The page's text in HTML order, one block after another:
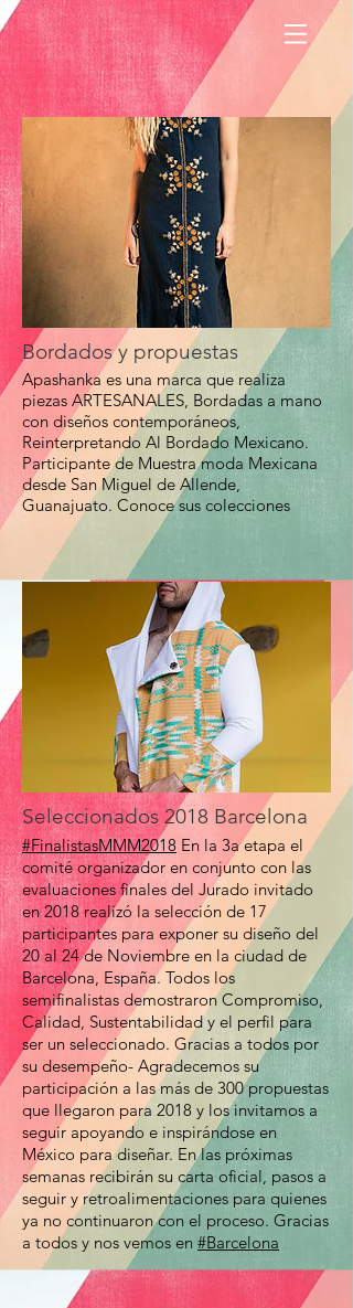
Bordados y propuestas
Apashanka es una marca que realiza
piezas ARTESANALES, Bordadas a mano
con diseños contemporáneos,
Reinterpretando Al Bordado Mexicano.
Participante de Muestra moda Mexicana
desde San Miguel de Allende,
Guanajuato. Conoce sus colecciones
Seleccionados 2018 Barcelona
#FinalistasMMM2018 En la 3a etapa el
comité organizador en conjunto con las
evaluaciones finales del Jurado invitado
en 2018 realizó la selección de 17
participantes para exponer su diseño del
20 al 24 de Noviembre en la ciudad de
Barcelona, España. Todos los
semifinalistas demostraron Compromiso,
Calidad, Sustentabilidad y el perfil para
ser un seleccionado. Gracias a todos por
su desempeño- Agradecemos su
participación a las más de 300 propuestas
que llegaron para 2018 y los invitamos a
seguir apoyando e inspirándose en
México para diseñar. En las próximas
semanas recibirán su carta oficial, pasos a
seguir y retroalimentaciones para quienes
ya no continuaron con el proceso. Gracias
a todos y nos vemos en #Barcelona